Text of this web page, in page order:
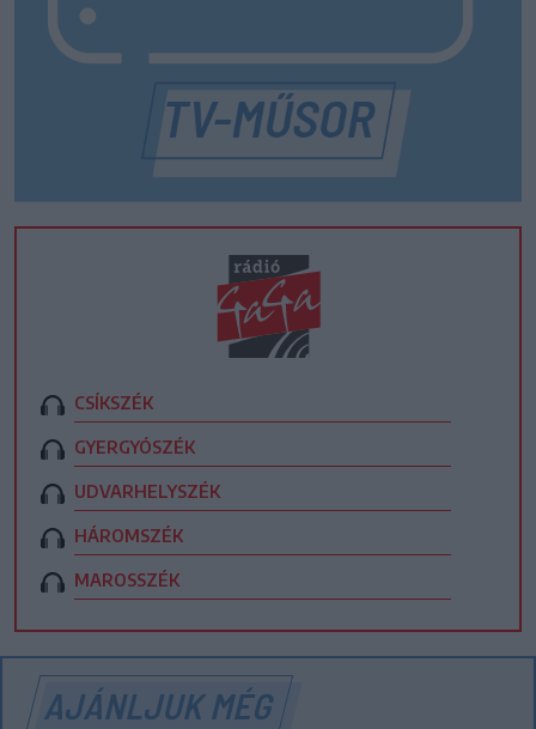
CSÍKSZÉK
GYERGYÓSZÉK
UDVARHELYSZÉK
HÁROMSZÉK
MAROSSZÉK
AJÁNLJUK MÉG